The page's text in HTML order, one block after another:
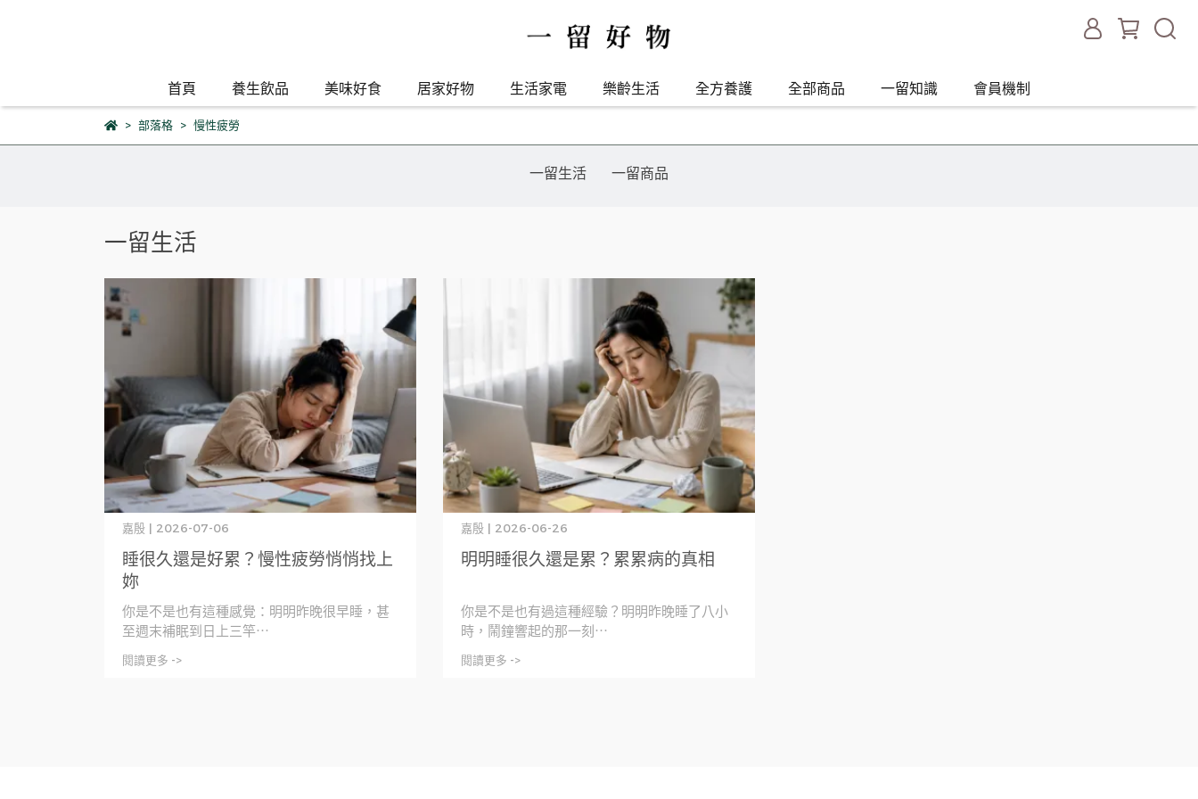
首頁 養生飲品 美味好食 居家好物 生活家電 樂齡生活 全方養護 全部商品 一留知識 會員機制
部落格 慢性疲勞
一留生活 一留商品
一留生活
睡很久還是好累？慢性疲勞悄悄找上
妳
嘉殷 | 2026-07-06
你是不是也有這種感覺：明明昨晚很早睡，甚
至週末補眠到日上三竿⋯
閱讀更多 ->
明明睡很久還是累？累累病的真相
嘉殷 | 2026-06-26
你是不是也有過這種經驗？明明昨晚睡了八小
時，鬧鐘響起的那一刻⋯
閱讀更多 ->